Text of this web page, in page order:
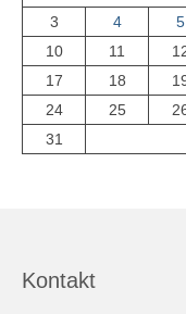
3
4 5
10
11
17
18
24
25
31
Kontakt